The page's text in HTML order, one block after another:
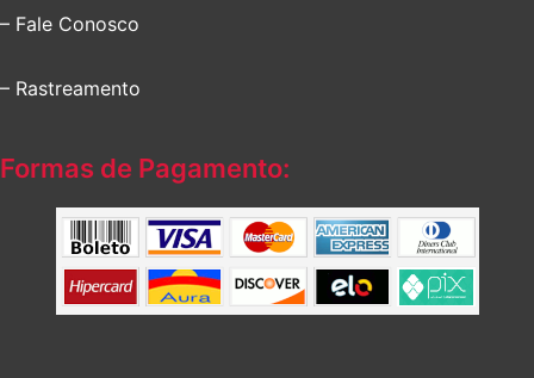
– Fale Conosco
– Rastreamento
Formas de Pagamento: